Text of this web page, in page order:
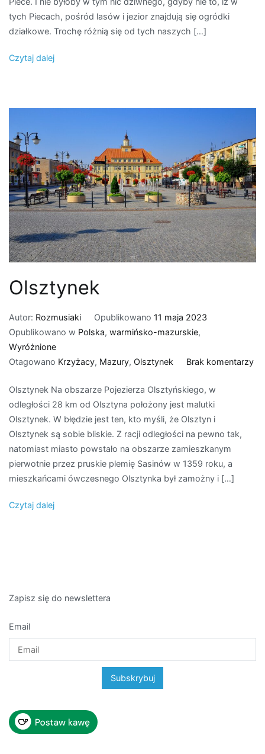
tych Piecach, pośród lasów i jezior znajdują się ogródki
działkowe. Trochę różnią się od tych naszych […]
Czytaj dalej
Olsztynek
Autor: Rozmusiaki Opublikowano 11 maja 2023
Opublikowano w Polska, warmińsko-mazurskie,
Wyróżnione
Otagowano Krzyżacy, Mazury, Olsztynek Brak komentarzydo
Olsztynek Na obszarze Pojezierza Olsztyńskiego, w
odległości 28 km od Olsztyna położony jest malutki
Olsztynek. W błędzie jest ten, kto myśli, że Olsztyn i
Olsztynek są sobie bliskie. Z racji odległości na pewno tak,
natomiast miasto powstało na obszarze zamieszkanym
pierwotnie przez pruskie plemię Sasinów w 1359 roku, a
mieszkańcami ówczesnego Olsztynka był zamożny i […]
Czytaj dalej
Zapisz się do newslettera
Email